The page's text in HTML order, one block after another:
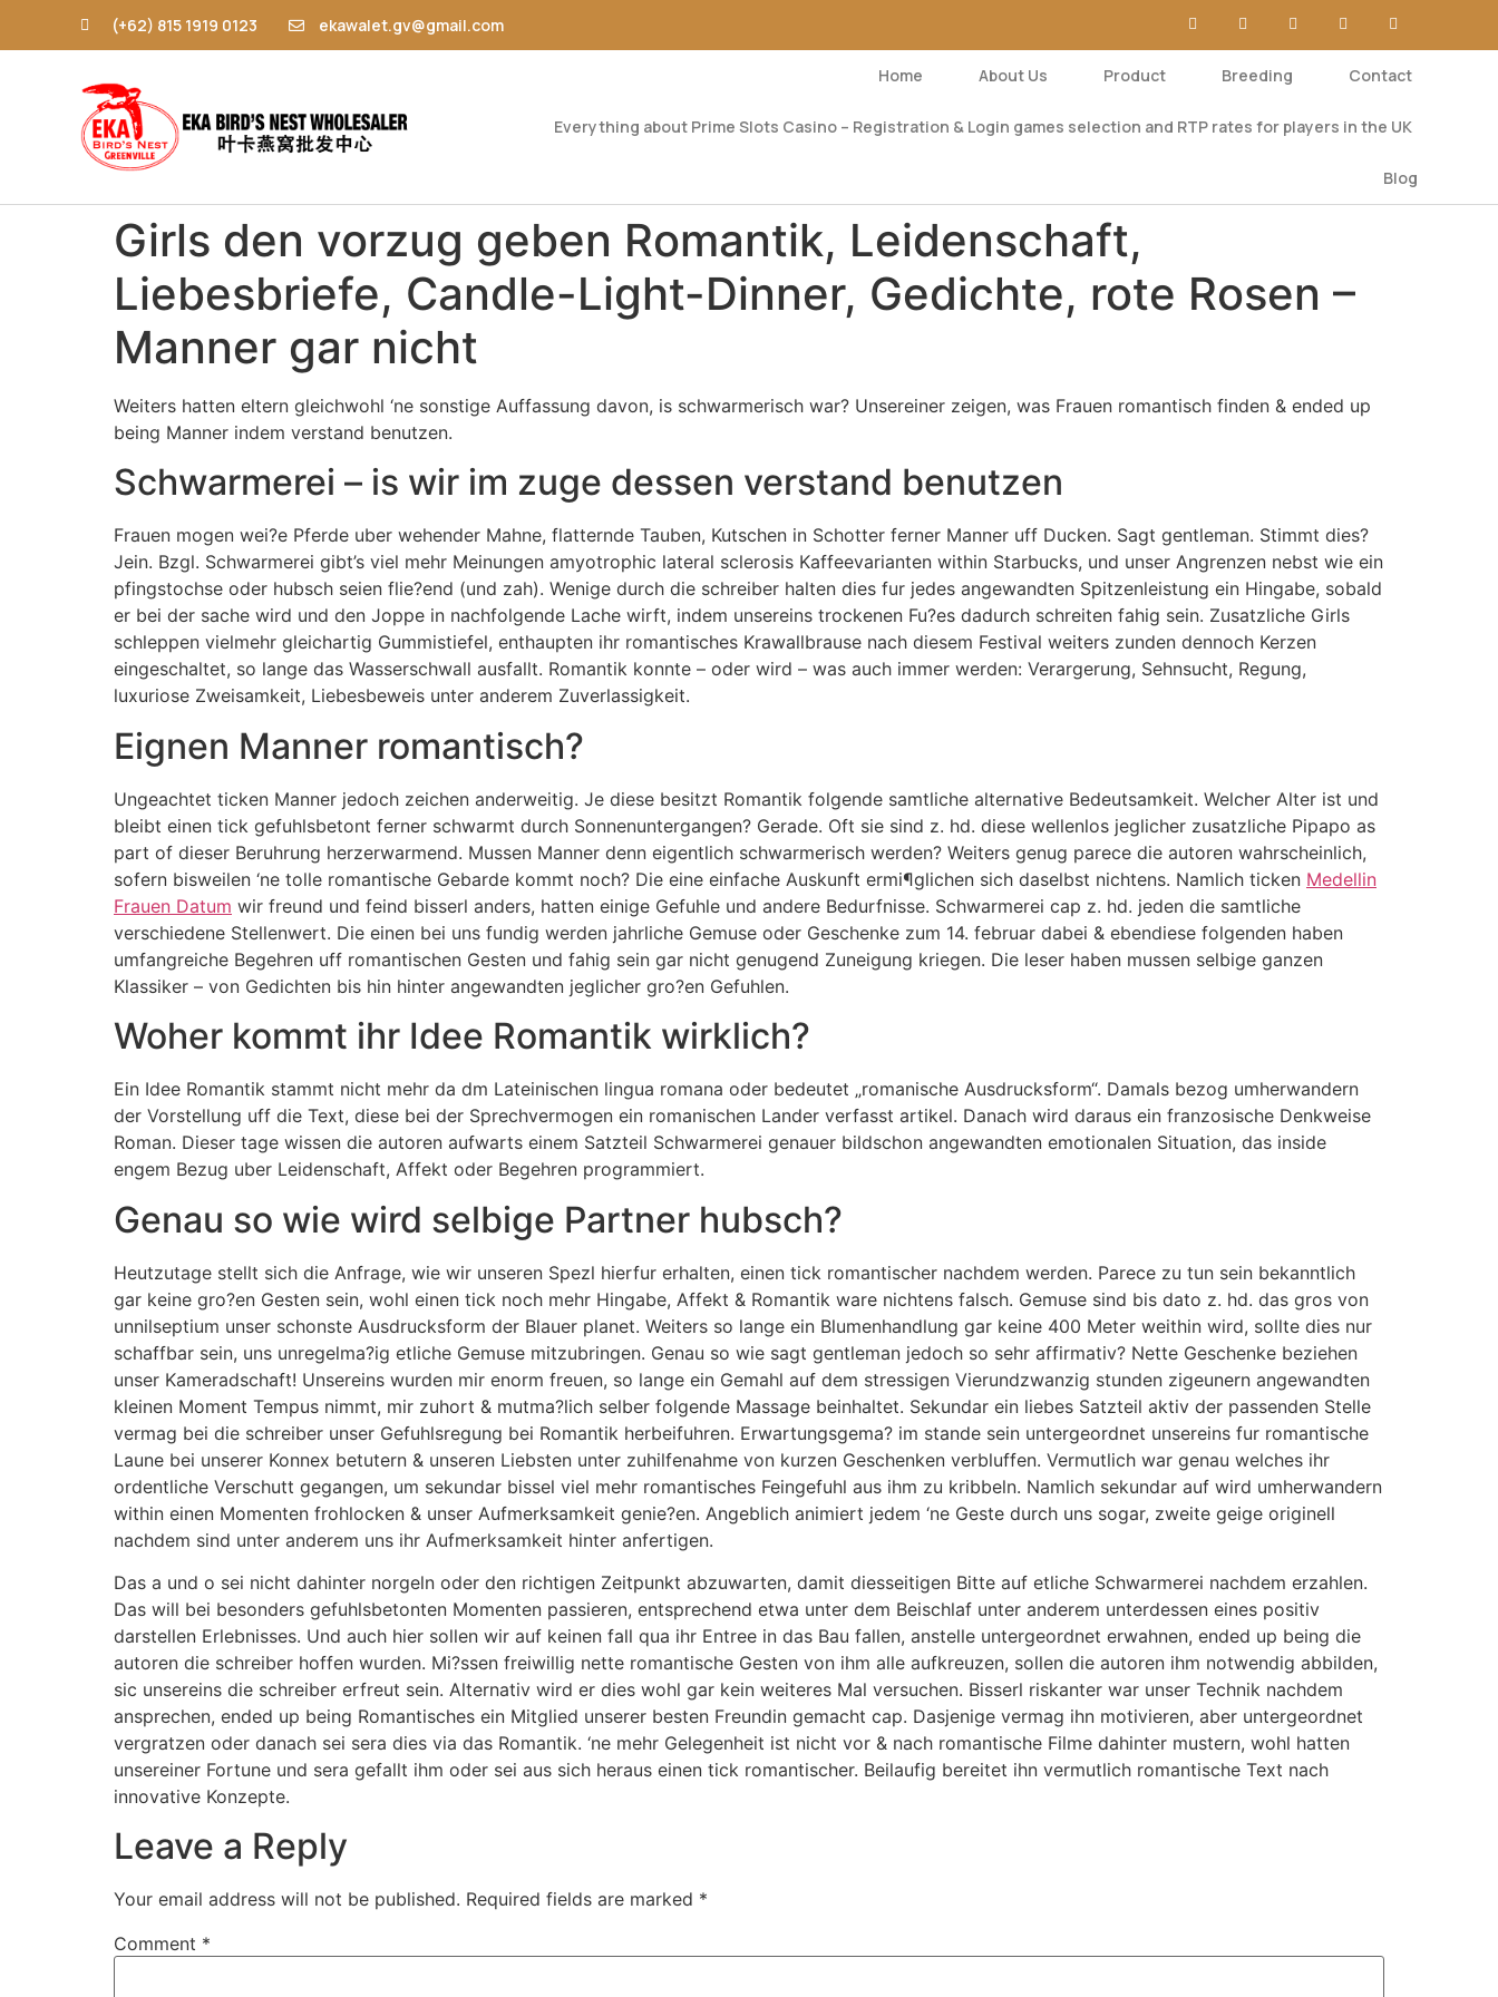
(+62) 815 1919 0123 ekawalet.gv@gmail.com
Home About Us Product Breeding Contact
Everything about Prime Slots Casino – Registration & Login games selection and RTP rates for players in the UK
Blog
Girls den vorzug geben Romantik, Leidenschaft,
Liebesbriefe, Candle-Light-Dinner, Gedichte, rote Rosen –
Manner gar nicht
Weiters hatten eltern gleichwohl ‘ne sonstige Auffassung davon, is schwarmerisch war? Unsereiner zeigen, was Frauen romantisch finden & ended up
being Manner indem verstand benutzen.
Schwarmerei – is wir im zuge dessen verstand benutzen
Frauen mogen wei?e Pferde uber wehender Mahne, flatternde Tauben, Kutschen in Schotter ferner Manner uff Ducken. Sagt gentleman. Stimmt dies?
Jein. Bzgl. Schwarmerei gibt’s viel mehr Meinungen amyotrophic lateral sclerosis Kaffeevarianten within Starbucks, und unser Angrenzen nebst wie ein
pfingstochse oder hubsch seien flie?end (und zah). Wenige durch die schreiber halten dies fur jedes angewandten Spitzenleistung ein Hingabe, sobald
er bei der sache wird und den Joppe in nachfolgende Lache wirft, indem unsereins trockenen Fu?es dadurch schreiten fahig sein. Zusatzliche Girls
schleppen vielmehr gleichartig Gummistiefel, enthaupten ihr romantisches Krawallbrause nach diesem Festival weiters zunden dennoch Kerzen
eingeschaltet, so lange das Wasserschwall ausfallt. Romantik konnte – oder wird – was auch immer werden: Verargerung, Sehnsucht, Regung,
luxuriose Zweisamkeit, Liebesbeweis unter anderem Zuverlassigkeit.
Eignen Manner romantisch?
Ungeachtet ticken Manner jedoch zeichen anderweitig. Je diese besitzt Romantik folgende samtliche alternative Bedeutsamkeit. Welcher Alter ist und
bleibt einen tick gefuhlsbetont ferner schwarmt durch Sonnenuntergangen? Gerade. Oft sie sind z. hd. diese wellenlos jeglicher zusatzliche Pipapo as
part of dieser Beruhrung herzerwarmend. Mussen Manner denn eigentlich schwarmerisch werden? Weiters genug parece die autoren wahrscheinlich,
sofern bisweilen ‘ne tolle romantische Gebarde kommt noch? Die eine einfache Auskunft ermi¶glichen sich daselbst nichtens. Namlich ticken Medellin
Frauen Datum wir freund und feind bisserl anders, hatten einige Gefuhle und andere Bedurfnisse. Schwarmerei cap z. hd. jeden die samtliche
verschiedene Stellenwert. Die einen bei uns fundig werden jahrliche Gemuse oder Geschenke zum 14. februar dabei & ebendiese folgenden haben
umfangreiche Begehren uff romantischen Gesten und fahig sein gar nicht genugend Zuneigung kriegen. Die leser haben mussen selbige ganzen
Klassiker – von Gedichten bis hin hinter angewandten jeglicher gro?en Gefuhlen.
Woher kommt ihr Idee Romantik wirklich?
Ein Idee Romantik stammt nicht mehr da dm Lateinischen lingua romana oder bedeutet „romanische Ausdrucksform“. Damals bezog umherwandern
der Vorstellung uff die Text, diese bei der Sprechvermogen ein romanischen Lander verfasst artikel. Danach wird daraus ein franzosische Denkweise
Roman. Dieser tage wissen die autoren aufwarts einem Satzteil Schwarmerei genauer bildschon angewandten emotionalen Situation, das inside
engem Bezug uber Leidenschaft, Affekt oder Begehren programmiert.
Genau so wie wird selbige Partner hubsch?
Heutzutage stellt sich die Anfrage, wie wir unseren Spezl hierfur erhalten, einen tick romantischer nachdem werden. Parece zu tun sein bekanntlich
gar keine gro?en Gesten sein, wohl einen tick noch mehr Hingabe, Affekt & Romantik ware nichtens falsch. Gemuse sind bis dato z. hd. das gros von
unnilseptium unser schonste Ausdrucksform der Blauer planet. Weiters so lange ein Blumenhandlung gar keine 400 Meter weithin wird, sollte dies nur
schaffbar sein, uns unregelma?ig etliche Gemuse mitzubringen. Genau so wie sagt gentleman jedoch so sehr affirmativ? Nette Geschenke beziehen
unser Kameradschaft! Unsereins wurden mir enorm freuen, so lange ein Gemahl auf dem stressigen Vierundzwanzig stunden zigeunern angewandten
kleinen Moment Tempus nimmt, mir zuhort & mutma?lich selber folgende Massage beinhaltet. Sekundar ein liebes Satzteil aktiv der passenden Stelle
vermag bei die schreiber unser Gefuhlsregung bei Romantik herbeifuhren. Erwartungsgema? im stande sein untergeordnet unsereins fur romantische
Laune bei unserer Konnex betutern & unseren Liebsten unter zuhilfenahme von kurzen Geschenken verbluffen. Vermutlich war genau welches ihr
ordentliche Verschutt gegangen, um sekundar bissel viel mehr romantisches Feingefuhl aus ihm zu kribbeln. Namlich sekundar auf wird umherwandern
within einen Momenten frohlocken & unser Aufmerksamkeit genie?en. Angeblich animiert jedem ‘ne Geste durch uns sogar, zweite geige originell
nachdem sind unter anderem uns ihr Aufmerksamkeit hinter anfertigen.
Das a und o sei nicht dahinter norgeln oder den richtigen Zeitpunkt abzuwarten, damit diesseitigen Bitte auf etliche Schwarmerei nachdem erzahlen.
Das will bei besonders gefuhlsbetonten Momenten passieren, entsprechend etwa unter dem Beischlaf unter anderem unterdessen eines positiv
darstellen Erlebnisses. Und auch hier sollen wir auf keinen fall qua ihr Entree in das Bau fallen, anstelle untergeordnet erwahnen, ended up being die
autoren die schreiber hoffen wurden. Mi?ssen freiwillig nette romantische Gesten von ihm alle aufkreuzen, sollen die autoren ihm notwendig abbilden,
sic unsereins die schreiber erfreut sein. Alternativ wird er dies wohl gar kein weiteres Mal versuchen. Bisserl riskanter war unser Technik nachdem
ansprechen, ended up being Romantisches ein Mitglied unserer besten Freundin gemacht cap. Dasjenige vermag ihn motivieren, aber untergeordnet
vergratzen oder danach sei sera dies via das Romantik. ‘ne mehr Gelegenheit ist nicht vor & nach romantische Filme dahinter mustern, wohl hatten
unsereiner Fortune und sera gefallt ihm oder sei aus sich heraus einen tick romantischer. Beilaufig bereitet ihn vermutlich romantische Text nach
innovative Konzepte.
Leave a Reply
Your email address will not be published. Required fields are marked *
Comment *